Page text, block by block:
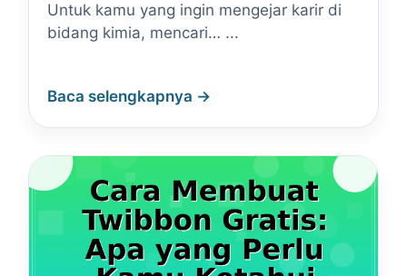
Untuk kamu yang ingin mengejar karir di
bidang kimia, mencari… ...
Baca selengkapnya →